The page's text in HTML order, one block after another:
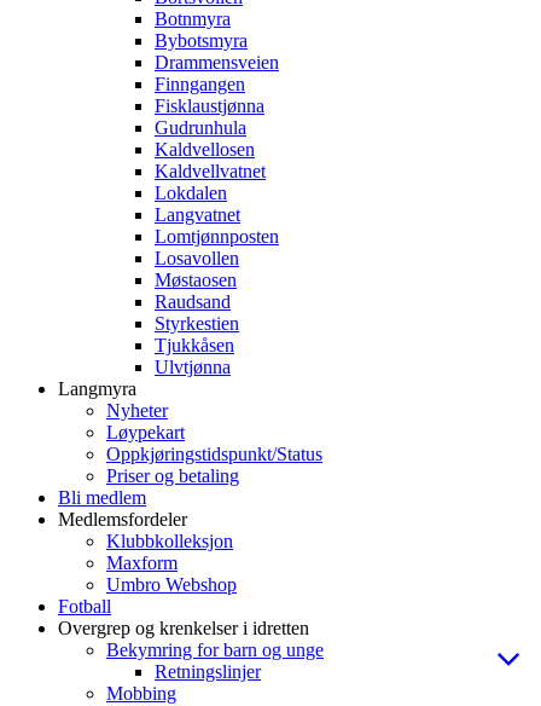
Botnmyra
Bybotsmyra
Drammensveien
Finngangen
Fisklaustjønna
Gudrunhula
Kaldvellosen
Kaldvellvatnet
Lokdalen
Langvatnet
Lomtjønnposten
Losavollen
Møstaosen
Raudsand
Styrkestien
Tjukkåsen
Ulvtjønna
Langmyra
Nyheter
Løypekart
Oppkjøringstidspunkt/Status
Priser og betaling
Bli medlem
Medlemsfordeler
Klubbkolleksjon
Maxform
Umbro Webshop
Fotball
Overgrep og krenkelser i idretten
Bekymring for barn og unge
Retningslinjer
Mobbing